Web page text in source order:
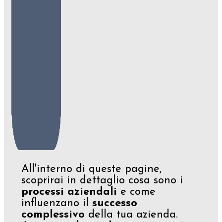
All'interno di queste pagine,
scoprirai in dettaglio cosa sono i
processi aziendali e come
influenzano il successo
complessivo della tua azienda.